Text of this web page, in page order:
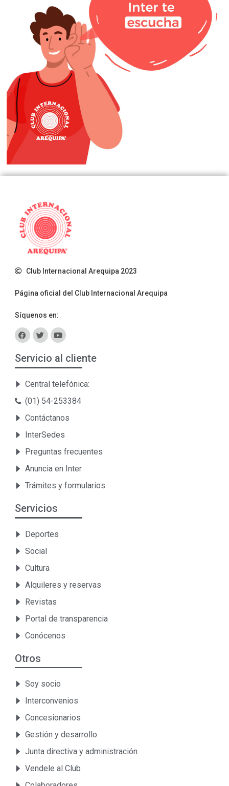
Club Internacional Arequipa 2023
Página oficial del Club Internacional Arequipa
Síquenos en:
Servicio al cliente
Central telefónica:
(01) 54-253384
Contáctanos
InterSedes
Preguntas frecuentes
Anuncia en Inter
Trámites y formularios
Servicios
Deportes
Social
Cultura
Alquileres y reservas
Revistas
Portal de transparencia
Conócenos
Otros
Soy socio
Interconvenios
Concesionarios
Gestión y desarrollo
Junta directiva y administración
Vendele al Club